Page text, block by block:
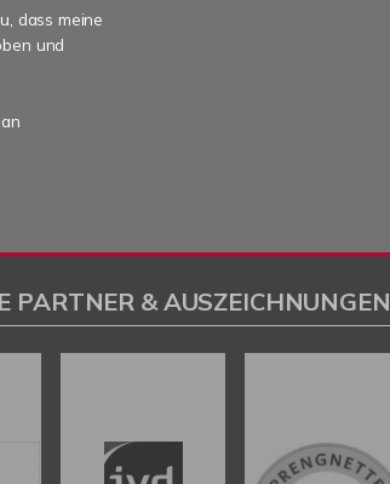
dass meine
und
PARTNER & AUSZEICHNUNGEN